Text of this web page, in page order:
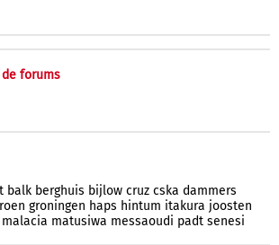
forums
balk berghuis bijlow cruz cska dammers
groningen haps hintum itakura joosten
malacia matusiwa messaoudi padt senesi